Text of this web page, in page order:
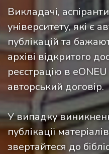
Викладачі,
університету, які є
публікацій та
архіві відкритого
реєстрацію в
авторський договір.
У випадку
публікації
звертайтеся до